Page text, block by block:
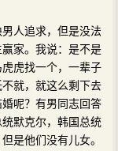
人追求，但是没法
家。我说：是不是
虎找一个，一辈子
就，就这么剩下去
呢？有男同志回答
默克尔，韩国总统
是他们没有儿女。